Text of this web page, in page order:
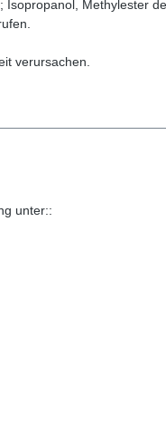
Isopropanol, Methylester
verursachen.
unter::